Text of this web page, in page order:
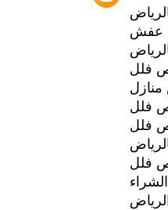
عفش
فلل
فلل
فلل
فلل